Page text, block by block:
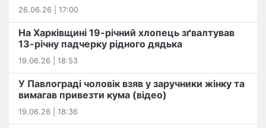
26.06.26 | 17:00
На Харківщині 19-річний хлопець​ ️зґвалтував
13-річну падчерку рідного дядька
19.06.26 | 18:53
У Павлограді чоловік взяв у заручники жінку та
вимагав привезти кума (відео)
19.06.26 | 18:36